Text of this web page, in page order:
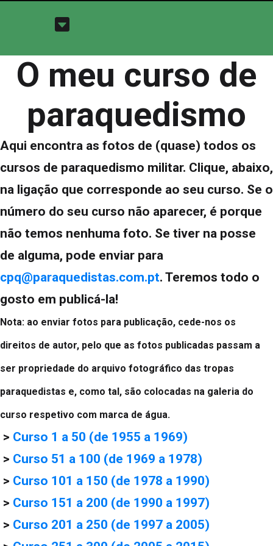
O meu curso de
paraquedismo
Aqui encontra as fotos de (quase) todos os
cursos de paraquedismo militar. Clique, abaixo,
na ligação que corresponde ao seu curso. Se o
número do seu curso não aparecer, é porque
não temos nenhuma foto. Se tiver na posse
de alguma, pode enviar para
cpq@paraquedistas.com.pt. Teremos todo o
gosto em publicá-la!
Nota: ao enviar fotos para publicação, cede-nos os
direitos de autor, pelo que as fotos publicadas passam a
ser propriedade do arquivo fotográfico das tropas
paraquedistas e, como tal, são colocadas na galeria do
curso respetivo com marca de água.
> Curso 1 a 50 (de 1955 a 1969)
> Curso 51 a 100 (de 1969 a 1978)
> Curso 101 a 150 (de 1978 a 1990)
> Curso 151 a 200 (de 1990 a 1997)
> Curso 201 a 250 (de 1997 a 2005)